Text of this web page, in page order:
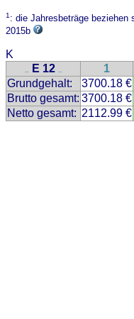
1: die Jahresbeträge beziehen
2015b
K
.. E 12 .. 1
Grundgehalt:
3700.18 €
Brutto gesamt: 3700.18 €
Netto gesamt: 2112.99 €